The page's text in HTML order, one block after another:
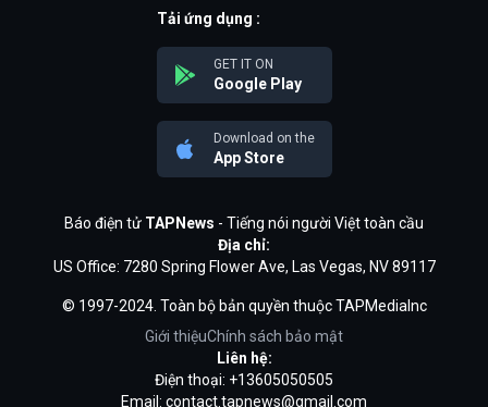
Tải ứng dụng :
GET IT ON
Google Play
Download on the
App Store
Báo điện tử TAPNews - Tiếng nói người Việt toàn cầu
Địa chỉ:
US Office: 7280 Spring Flower Ave, Las Vegas, NV 89117
© 1997-2024. Toàn bộ bản quyền thuộc TAPMediaInc
Giới thiệuChính sách bảo mật
Liên hệ:
Điện thoại: +13605050505
Email: contact.tapnews@gmail.com